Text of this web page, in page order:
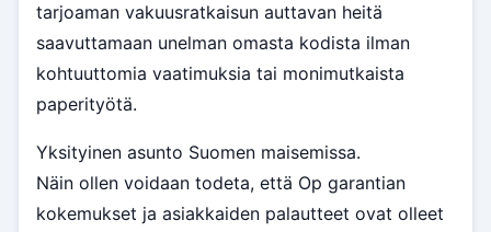
tarjoaman vakuusratkaisun auttavan heitä
saavuttamaan unelman omasta kodista ilman
kohtuuttomia vaatimuksia tai monimutkaista
paperityötä.
Yksityinen asunto Suomen maisemissa.
Näin ollen voidaan todeta, että Op garantian
kokemukset ja asiakkaiden palautteet ovat olleet